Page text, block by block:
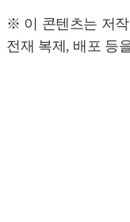
※ 이 콘텐츠는 저
전재 복제, 배포 등